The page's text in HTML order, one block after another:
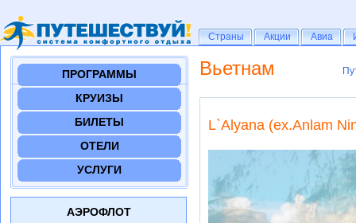
Вьетнам
L`Alyana (ex.Anlam
ПРОГРАММЫ
КРУИЗЫ
БИЛЕТЫ
ОТЕЛИ
УСЛУГИ
АЭРОФЛОТ
Страны
Страны Акции
Акции Авиа
Авиа